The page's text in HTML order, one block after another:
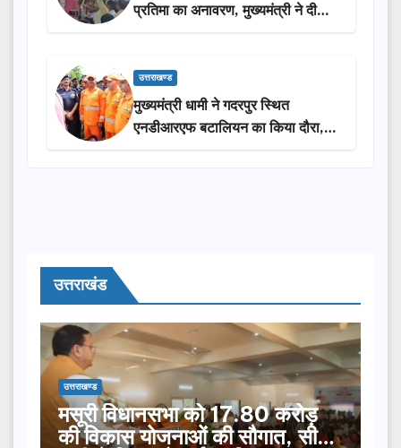
प्रतिमा का अनावरण, मुख्यमंत्री ने दी
₹3.85 करोड़ की विकास परियोजनाओं
उत्तराखण्ड
मुख्यमंत्री धामी ने गदरपुर स्थित
एनडीआरएफ बटालियन का किया दौरा,
आपदा प्रबंधन तैयारियों का लिया जायजा
उत्तराखंड
उत्तराखण्ड
मसूरी विधानसभा को 17.80 करोड़
की विकास योजनाओं की सौगात, सीएम